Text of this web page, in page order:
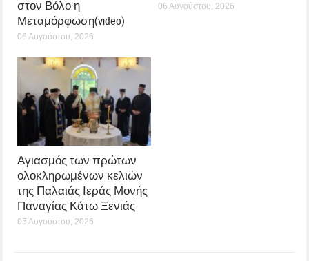
στον Βόλο η
Μεταμόρφωση(video)
06 Αυγούστου, 2026
06 Αυγούστου, 2026
Αγιασμός των πρώτων
ολοκληρωμένων κελιών
της Παλαιάς Ιεράς Μονής
Παναγίας Κάτω Ξενιάς
05 Αυγούστου, 2026